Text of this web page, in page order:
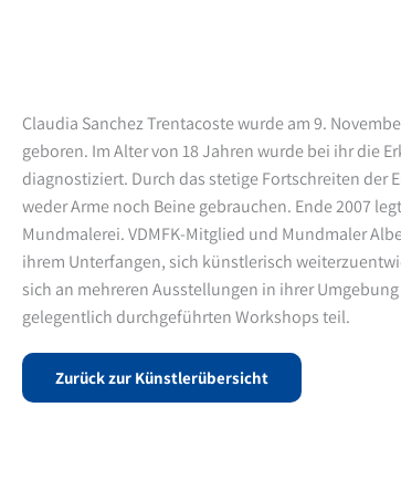
Claudia Sanchez Trentacoste wurde am 9.
geboren. Im Alter von 18 Jahren wurde bei ihr die
diagnostiziert. Durch das stetige Fortschreiten der
weder Arme noch Beine gebrauchen. Ende 2007
Mundmalerei. VDMFK-Mitglied und Mundmaler
ihrem Unterfangen, sich künstlerisch
sich an mehreren Ausstellungen in ihrer
gelegentlich durchgeführten Workshops teil.
Zurück zur Künstlerübersicht